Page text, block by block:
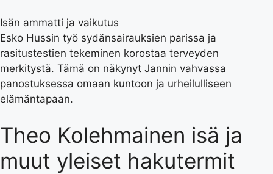
Isän ammatti ja vaikutus
Esko Hussin työ sydänsairauksien parissa ja
rasitustestien tekeminen korostaa terveyden
merkitystä. Tämä on näkynyt Jannin vahvassa
panostuksessa omaan kuntoon ja urheilulliseen
elämäntapaan.
Theo Kolehmainen isä ja
muut yleiset hakutermit